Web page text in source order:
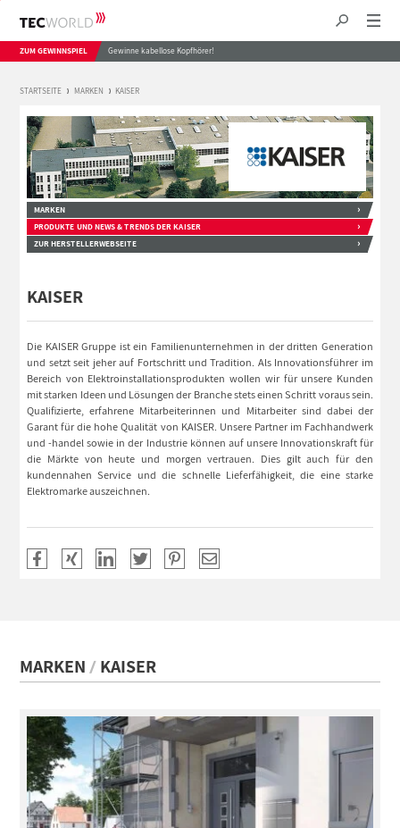
ZUM GEWINNSPIEL Gewinne kabellose Kopfhörer!
STARTSEITE MARKEN KAISER
MARKEN KAISER
MARKEN
PRODUKTE UND NEWS & TRENDS DER KAISER
ZUR HERSTELLERWEBSEITE
KAISER
Die KAISER Gruppe ist ein Familienunternehmen in der dritten Generation
und setzt seit jeher auf Fortschritt und Tradition. Als Innovationsführer im
Bereich von Elektroinstallationsprodukten wollen wir für unsere Kunden
mit starken Ideen und Lösungen der Branche stets einen Schritt voraus sein.
Qualifizierte, erfahrene Mitarbeiterinnen und Mitarbeiter sind dabei der
Garant für die hohe Qualität von KAISER. Unsere Partner im Fachhandwerk
und -handel sowie in der Industrie können auf unsere Innovationskraft für
die Märkte von heute und morgen vertrauen. Dies gilt auch für den
kundennahen Service und die schnelle Lieferfähigkeit, die eine starke
Elektromarke auszeichnen.